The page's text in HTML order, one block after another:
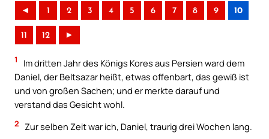
◄ 1 2 3 4 5 6 7 8 9 10
11 12 ►
1
Im dritten Jahr des Königs Kores aus Persien ward dem
Daniel, der Beltsazar heißt, etwas offenbart, das gewiß ist
und von großen Sachen; und er merkte darauf und
verstand das Gesicht wohl.
2 Zur selben Zeit war ich, Daniel, traurig drei Wochen lang.